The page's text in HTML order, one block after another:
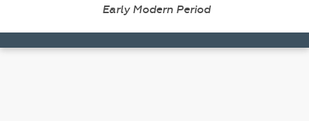
Early Modern Period